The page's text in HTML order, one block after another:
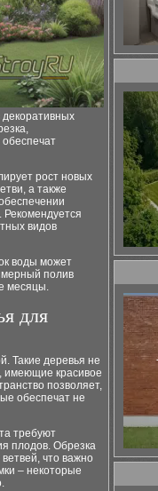
рост новых
а также
видов
воды может
полив
месяцы.
для
Такие деревья не
имеющие красивое
позволяет,
обеспечат не
требуют
плодов. Обрезка
что важно
– некоторые